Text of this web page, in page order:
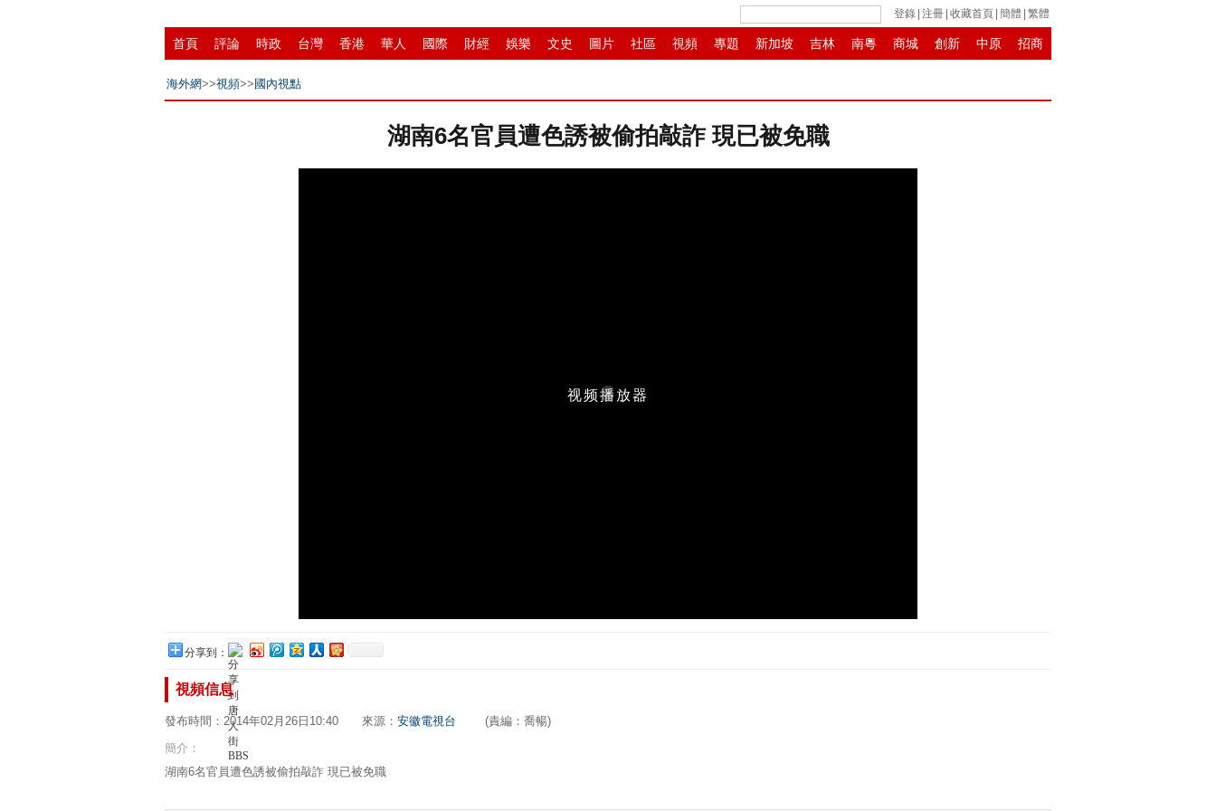
登錄 注冊 收藏首頁 簡體 繁體
首頁 評論 時政 台灣 香港 華人 國際 財經 娛樂 文史 圖片 社區 視頻 專題 新加坡 吉林 南粵 商城 創新 中原 招商
縣域 環保 創投 成渝
海外網>>視頻>> 國內視點
湖南6名官員遭色誘被偷拍敲詐 現已被免職
分享到：
視頻信息
發布時間：2014年02月26日10:40 來源： 安徽電視台 (責編：喬暢)
簡介：
湖南6名官員遭色誘被偷拍敲詐 現已被免職